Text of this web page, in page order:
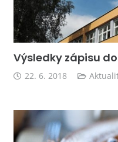
Výsledky zápisu
22. 6. 2018